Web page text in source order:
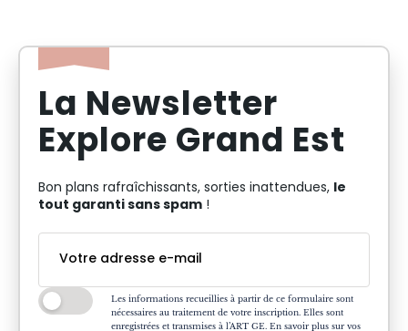
La Newsletter
Explore Grand Est
Bon plans rafraîchissants, sorties inattendues, le
tout garanti sans spam !
Les informations recueillies à partir de ce formulaire sont
nécessaires au traitement de votre inscription. Elles sont
enregistrées et transmises à l’ART GE. En savoir plus sur vos